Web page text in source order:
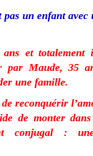
pas un enfant
et totalement
par Maude, 35
une famille.
reconquérir
de monter
conjugal :